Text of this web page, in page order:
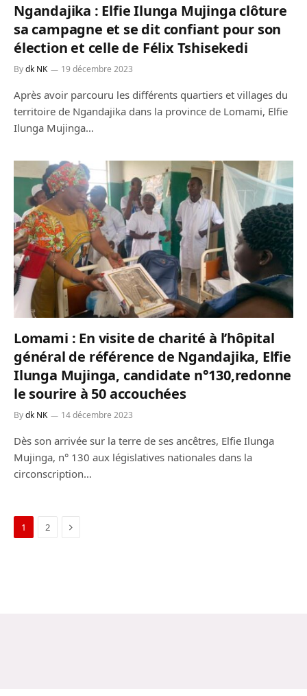
Ngandajika : Elfie Ilunga Mujinga clôture
sa campagne et se dit confiant pour son
élection et celle de Félix Tshisekedi
Bydk NK 19 décembre 2023
Après avoir parcouru les différents quartiers et villages du
territoire de Ngandajika dans la province de Lomami, Elfie
Ilunga Mujinga…
Lomami : En visite de charité à l’hôpital
général de référence de Ngandajika, Elfie
Ilunga Mujinga, candidate n°130,redonne
le sourire à 50 accouchées
Bydk NK 14 décembre 2023
Dès son arrivée sur la terre de ses ancêtres, Elfie Ilunga
Mujinga, n° 130 aux législatives nationales dans la
circonscription…
1 2 Next